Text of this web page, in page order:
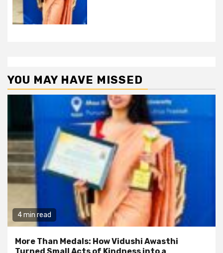
YOU MAY HAVE MISSED
4 min read
More Than Medals: How Vidushi Awasthi